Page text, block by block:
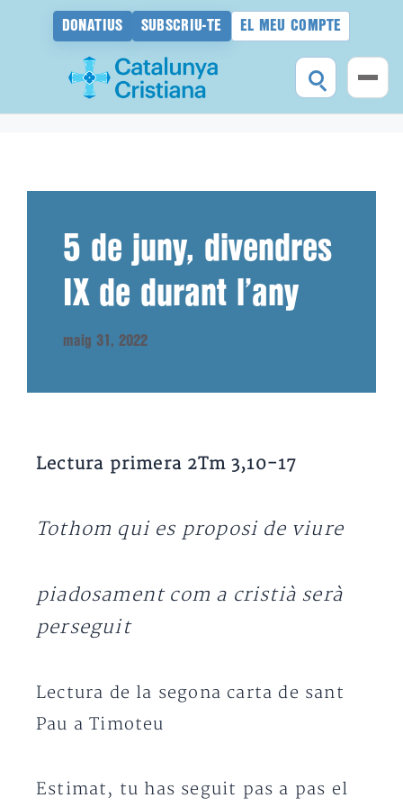
DONATIUS SUBSCRIU-TE EL MEU COMPTE
5 de juny, divendres
IX de durant l’any
maig 31, 2022
Lectura primera 2Tm 3,10-17
Tothom qui es proposi de viure
piadosament com a cristià serà
perseguit
Lectura de la segona carta de sant
Pau a Timoteu
Estimat, tu has seguit pas a pas el